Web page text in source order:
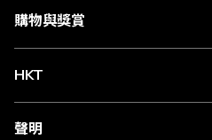
購物與獎賞
HKT
聲明